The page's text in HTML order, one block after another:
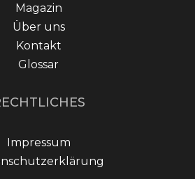
Magazin
Über uns
Kontakt
Glossar
Impressum